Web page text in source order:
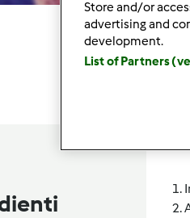
1.
2.
Store and/or
advertising and
development.
List of Partners